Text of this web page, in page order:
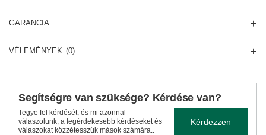
GARANCIA
VÉLEMÉNYEK (0)
Segítségre van szüksége? Kérdése van?
Tegye fel kérdését, és mi azonnal
válaszolunk, a legérdekesebb kérdéseket és
válaszokat közzétesszük mások számára..
Kérdezzen